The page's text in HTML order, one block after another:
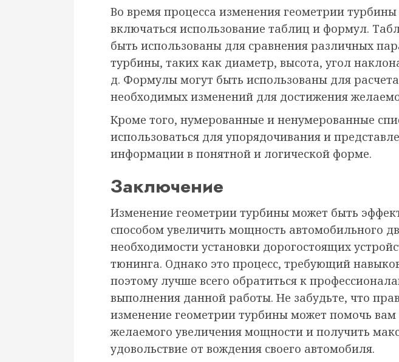
Во время процесса изменения геометрии
включаться использование таблиц и формул.
быть использованы для сравнения различных
турбины, таких как диаметр, высота, угол
д. Формулы могут быть использованы для расчета
необходимых изменений для достижения
Кроме того, нумерованные и ненумерованные
использоваться для упорядочивания и
информации в понятной и логической форме.
Заключение
Изменение геометрии турбины может быть
способом увеличить мощность автомобильного
необходимости установки дорогостоящих
тюнинга. Однако это процесс, требующий
поэтому лучше всего обратиться к
выполнения данной работы. Не забудьте, что
изменение геометрии турбины может помочь вам
желаемого увеличения мощности и получить
удовольствие от вождения своего автомобиля.